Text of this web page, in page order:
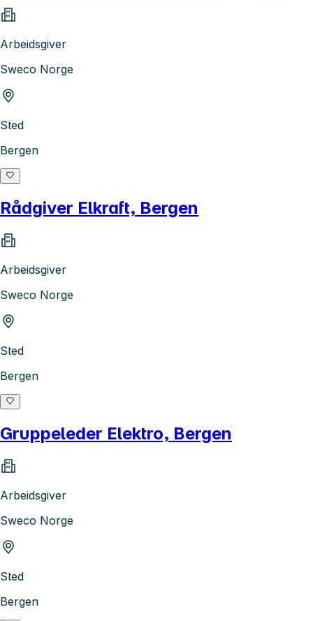
Arbeidsgiver
Sweco Norge
Sted
Bergen
Rådgiver Elkraft, Bergen
Arbeidsgiver
Sweco Norge
Sted
Bergen
Gruppeleder Elektro, Bergen
Arbeidsgiver
Sweco Norge
Sted
Bergen